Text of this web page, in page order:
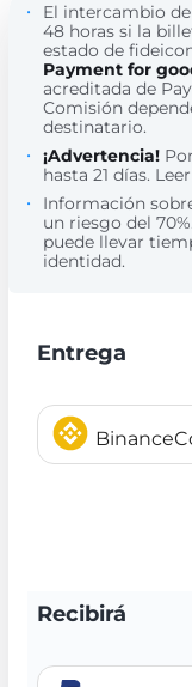
El intercambio de
48 horas si la
estado de
Payment for
acreditada de
Comisión
destinatario.
¡Advertencia!
hasta 21 días.
Información
un riesgo del
puede llevar
identidad.
Entrega
Recibirá